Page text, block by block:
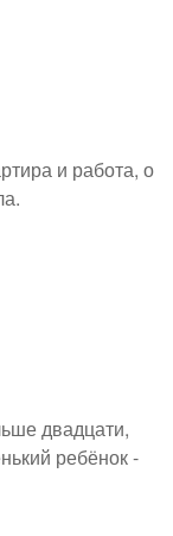
и работа, о
двадцати,
ребёнок -